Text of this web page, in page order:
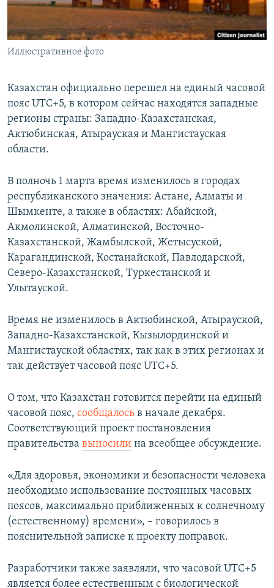
Иллюстративное фото
Казахстан официально перешел на единый часовой
пояс UTC+5, в котором сейчас находятся западные
регионы страны: Западно-Казахстанская,
Актюбинская, Атырауская и Мангистауская
области.
В полночь 1 марта время изменилось в городах
республиканского значения: Астане, Алматы и
Шымкенте, а также в областях: Абайской,
Акмолинской, Алматинской, Восточно-
Казахстанской, Жамбылской, Жетысуской,
Карагандинской, Костанайской, Павлодарской,
Северо-Казахстанской, Туркестанской и
Улытауской.
Время не изменилось в Актюбинской, Атырауской,
Западно-Казахстанской, Кызылординской и
Мангистауской областях, так как в этих регионах и
так действует часовой пояс UTC+5.
О том, что Казахстан готовится перейти на единый
часовой пояс, сообщалось в начале декабря.
Соответствующий проект постановления
правительства выносили на всеобщее обсуждение.
«Для здоровья, экономики и безопасности человека
необходимо использование постоянных часовых
поясов, максимально приближенных к солнечному
(естественному) времени», – говорилось в
пояснительной записке к проекту поправок.
Разработчики также заявляли, что часовой UTC+5
является более естественным с биологической